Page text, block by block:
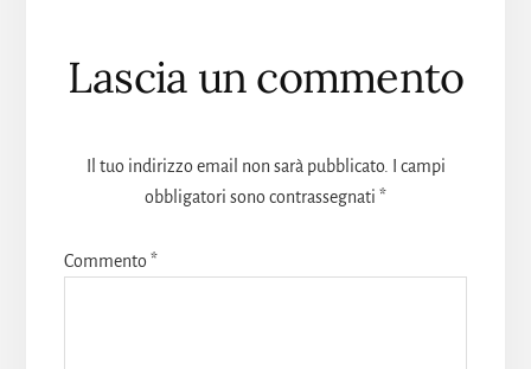
Interazioni
del
lettore
Lascia un commento
Il tuo indirizzo email non sarà pubblicato.
I campi
obbligatori sono contrassegnati *
Commento *